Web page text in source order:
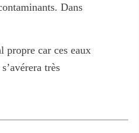
Dans
propre car ces eaux
très